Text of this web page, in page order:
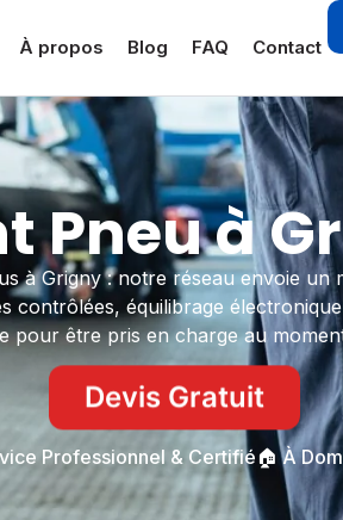
À propos Blog FAQ Contact
Pneu à
à Grigny : notre réseau envoie
contrôlées, équilibrage
pour être pris en charge au
Devis Gratuit
Professionnel & Certifié🏠 À